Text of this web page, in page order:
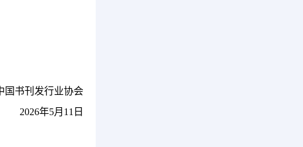
国书刊发行业协会
2026年5月11日